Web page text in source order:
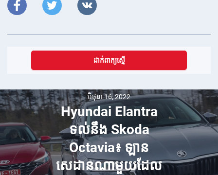
ដាក់ពាក្យស្នើ
មិថុនា 16, 2022
Hyundai Elantra
ទល់នឹង Skoda
Octavia៖ ឡាន
សេដានណាមួយដែល